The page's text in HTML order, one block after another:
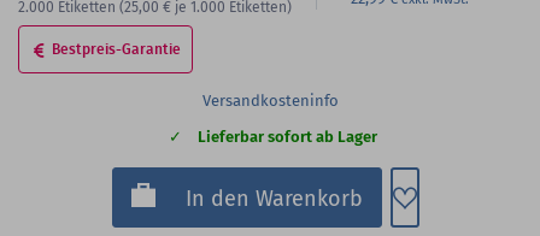
2.000 Etiketten (25,00 € je 1.000 Etiketten)
Bestpreis-Garantie
Versandkosteninfo
Lieferbar sofort ab Lager
In den Warenkorb Zum